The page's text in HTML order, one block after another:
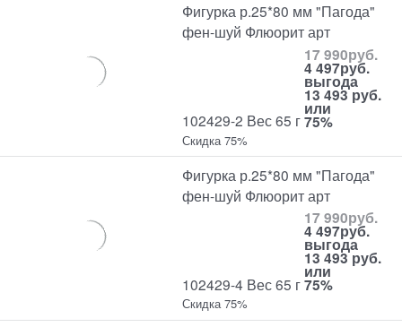
Фигурка р.25*80 мм "Пагода"
фен-шуй Флюорит арт
102429-2 Вес 65 г
17 990руб.
4 497руб.
выгода
13 493 руб.
или
75%
Скидка 75%
Фигурка р.25*80 мм "Пагода"
фен-шуй Флюорит арт
102429-4 Вес 65 г
17 990руб.
4 497руб.
выгода
13 493 руб.
или
75%
Скидка 75%